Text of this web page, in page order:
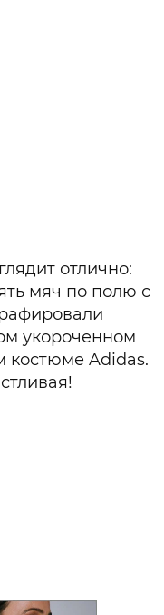
отлично:
мяч по полю с
укороченном
костюме Adidas.